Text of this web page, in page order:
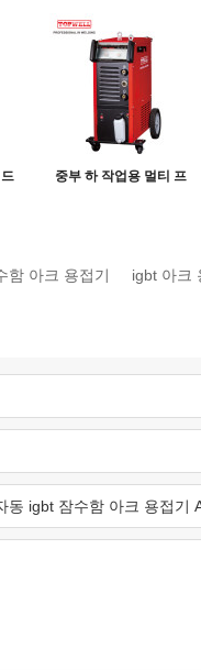
중부 하 작업용 멀티 프
함 아크 용접기 igbt 아크